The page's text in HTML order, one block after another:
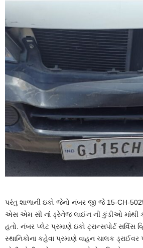
પરંતુ શાળાની ઇકો જેનો નંબર જી જે 15-CH-
એસ એમ સી નાં ડ્રેનેજ લાઈન ની કુંડીઓ માંથી
હતો. નંબર પ્લેટ પ્રમાણે ઇકો ટ્રાન્સપોર્ટ સર્વિસ
સ્થાનિકોના કહેવા પ્રમાણે વાહન ચાલક ડ્રાઈવર